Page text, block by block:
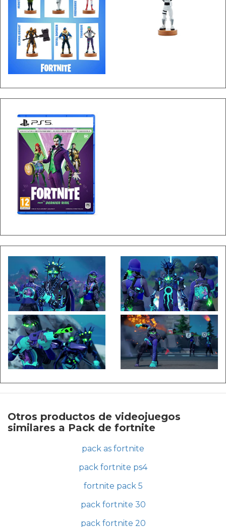
Otros productos de videojuegos
similares a Pack de fortnite
pack as fortnite
pack fortnite ps4
fortnite pack 5
pack fortnite 30
pack fortnite 20